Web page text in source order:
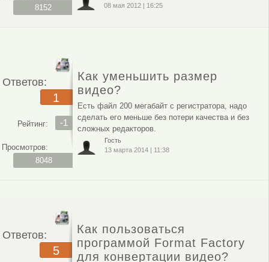
8152
08 мая 2012 | 16:25
Ответов:
1
Рейтинг: -1
Просмотров:
8048
Как уменьшить размер
видео?
Есть файл 200 мегабайт с регистратора, надо
сделать его меньше без потери качества и без
сложных редакторов.
Гость
13 марта 2014| 11:38
Ответов:
5
Как пользоваться
программой Format Factory
для конвертации видео?